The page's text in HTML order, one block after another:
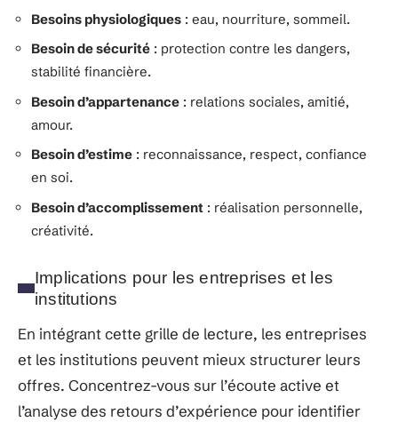
Besoins physiologiques : eau, nourriture, sommeil.
Besoin de sécurité : protection contre les dangers,
stabilité financière.
Besoin d’appartenance : relations sociales, amitié,
amour.
Besoin d’estime : reconnaissance, respect, confiance
en soi.
Besoin d’accomplissement : réalisation personnelle,
créativité.
Implications pour les entreprises et les
institutions
En intégrant cette grille de lecture, les entreprises
et les institutions peuvent mieux structurer leurs
offres. Concentrez-vous sur l’écoute active et
l’analyse des retours d’expérience pour identifier